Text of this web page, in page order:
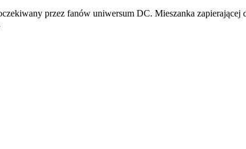
przez fanów uniwersum DC. Mieszanka zapierającej